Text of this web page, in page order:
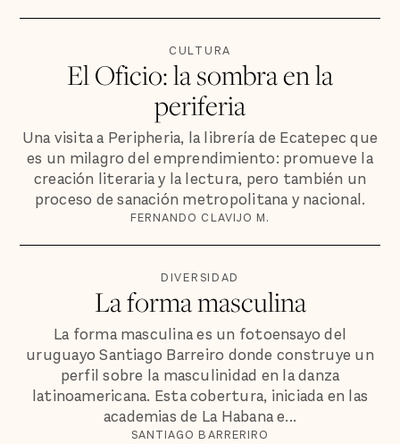
CULTURA
El Oficio: la sombra en la
periferia
Una visita a Peripheria, la librería de Ecatepec que
es un milagro del emprendimiento: promueve la
creación literaria y la lectura, pero también un
proceso de sanación metropolitana y nacional.
FERNANDO CLAVIJO M.
DIVERSIDAD
La forma masculina
La forma masculina es un fotoensayo del
uruguayo Santiago Barreiro donde construye un
perfil sobre la masculinidad en la danza
latinoamericana. Esta cobertura, iniciada en las
academias de La Habana e...
SANTIAGO BARRERIRO